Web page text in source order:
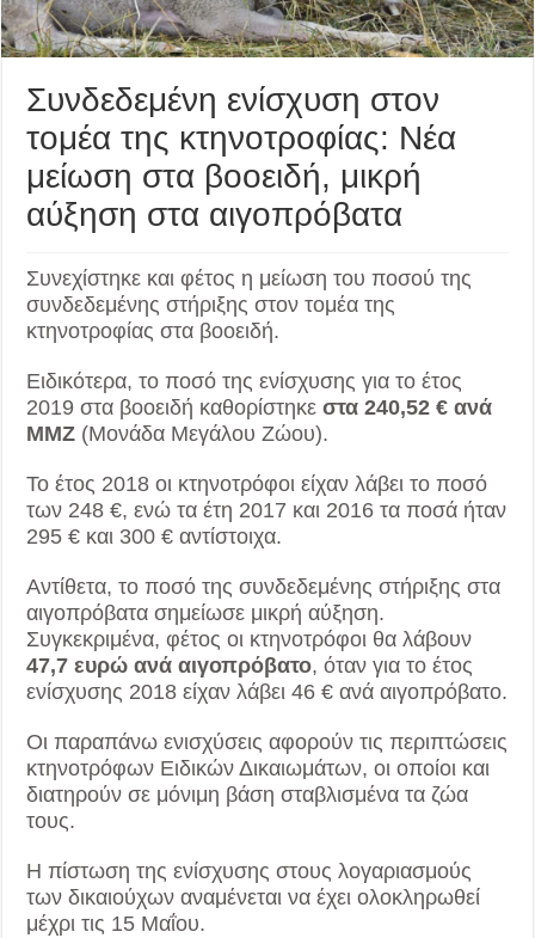
Συνδεδεμένη ενίσχυση στον
τομέα της κτηνοτροφίας: Νέα
μείωση στα βοοειδή, μικρή
αύξηση στα αιγοπρόβατα
Συνεχίστηκε και φέτος η μείωση του ποσού της
συνδεδεμένης στήριξης στον τομέα της
κτηνοτροφίας στα βοοειδή.
Ειδικότερα, το ποσό της ενίσχυσης για το έτος
2019 στα βοοειδή καθορίστηκεστα 240,52 € ανά
ΜΜΖ (Μονάδα Μεγάλου Ζώου).
Το έτος 2018 οι κτηνοτρόφοι είχαν λάβει το ποσό
των 248 €, ενώ τα έτη 2017 και 2016 τα ποσά ήταν
295 € και 300 € αντίστοιχα.
Αντίθετα, το ποσό της συνδεδεμένης στήριξης στα
αιγοπρόβατα σημείωσε μικρή αύξηση.
Συγκεκριμένα, φέτος οι κτηνοτρόφοι θα λάβουν
47,7 ευρώ ανά αιγοπρόβατο, όταν για το έτος
ενίσχυσης 2018 είχαν λάβει 46 € ανά αιγοπρόβατο.
Οι παραπάνω ενισχύσεις αφορούν τις περιπτώσεις
κτηνοτρόφων Ειδικών Δικαιωμάτων, οι οποίοι και
διατηρούν σε μόνιμη βάση σταβλισμένα τα ζώα
τους.
Η πίστωση της ενίσχυσης στους λογαριασμούς
των δικαιούχων αναμένεται να έχει ολοκληρωθεί
μέχρι τις 15 Μαΐου.